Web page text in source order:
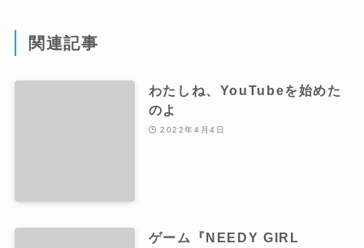
関連記事
わたしね、YouTubeを始めた
のよ
2022年4月4日
ゲーム『NEEDY GIRL